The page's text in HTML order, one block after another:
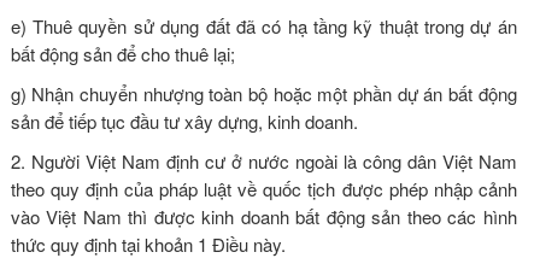
e) Thuê quyền sử dụng đất đã có hạ tầng kỹ thuật trong dự án
bất động sản để cho thuê lại;
g) Nhận chuyển nhượng toàn bộ hoặc một phần dự án bất động
sản để tiếp tục đầu tư xây dựng, kinh doanh.
2. Người Việt Nam định cư ở nước ngoài là công dân Việt Nam
theo quy định của pháp luật về quốc tịch được phép nhập cảnh
vào Việt Nam thì được kinh doanh bất động sản theo các hình
thức quy định tại khoản 1 Điều này.